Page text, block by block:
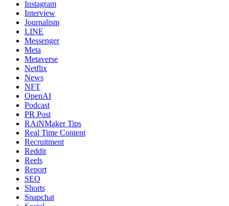
Instagram
Interview
Journalism
LINE
Messenger
Meta
Metaverse
Netflix
News
NFT
OpenAI
Podcast
PR Post
RAiNMaker Tips
Real Time Content
Recruitment
Reddit
Reels
Report
SEO
Shorts
Snapchat